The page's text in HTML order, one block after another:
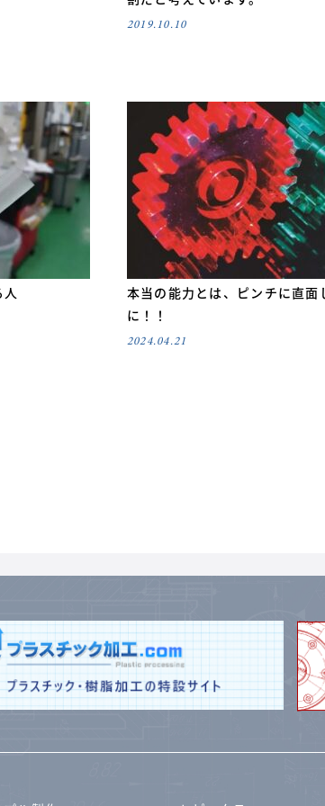
2019.10.10
本当の能力とは、ピンチに直面
に！！
2024.04.21